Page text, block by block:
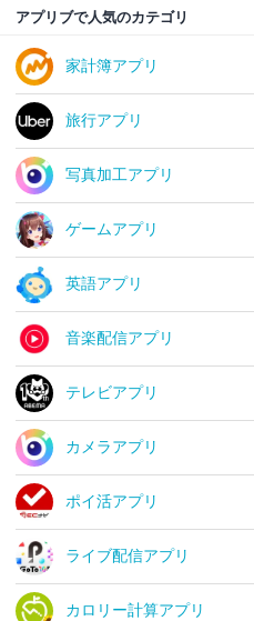
アプリブで人気のカテゴリ
家計簿アプリ
旅行アプリ
写真加工アプリ
ゲームアプリ
英語アプリ
音楽配信アプリ
テレビアプリ
カメラアプリ
ポイ活アプリ
ライブ配信アプリ
カロリー計算アプリ